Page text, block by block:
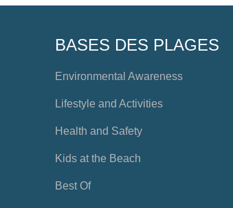
BASES DES PLAGES
Environmental Awareness
Lifestyle and Activities
Health and Safety
Kids at the Beach
Best Of